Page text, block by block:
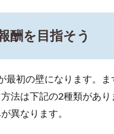
酬を目指そう
最初の壁になります。
法は下記の2種類があ
異なります。